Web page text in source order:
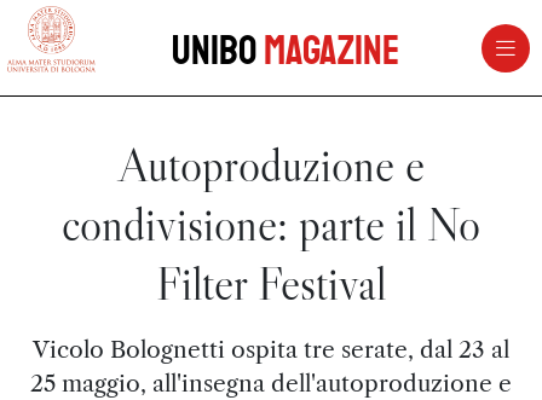
vai al contenuto della pagina
UniboMagazine
Autoproduzione e
condivisione: parte il No
Filter Festival
Vicolo Bolognetti ospita tre serate, dal 23 al
25 maggio, all'insegna dell'autoproduzione e